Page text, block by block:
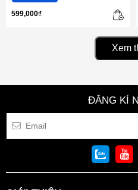
599,000₫
Xem
ĐĂNG KÍ